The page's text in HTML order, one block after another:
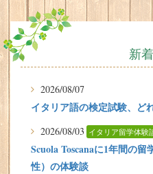
新
2026/08/07
イタリア語の検定試験、ど
2026/08/03 イタリア留学体験
Scuola Toscanaに1年間の
性）の体験談